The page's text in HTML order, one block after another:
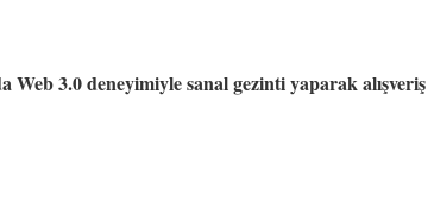
3.0 deneyimiyle sanal gezinti yaparak alışveriş